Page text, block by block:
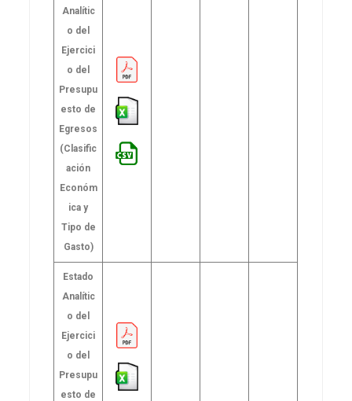
Analític
o del
Ejercici
o del
Presupu
esto de
Egresos
(Clasific
ación
Económ
ica y
Tipo de
Gasto)
Estado
Analític
o del
Ejercici
o del
Presupu
esto de